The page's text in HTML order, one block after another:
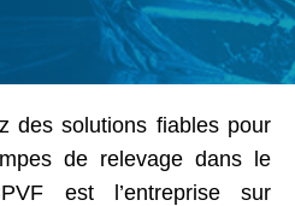
des solutions fiables pour
de relevage dans le
est l’entreprise sur